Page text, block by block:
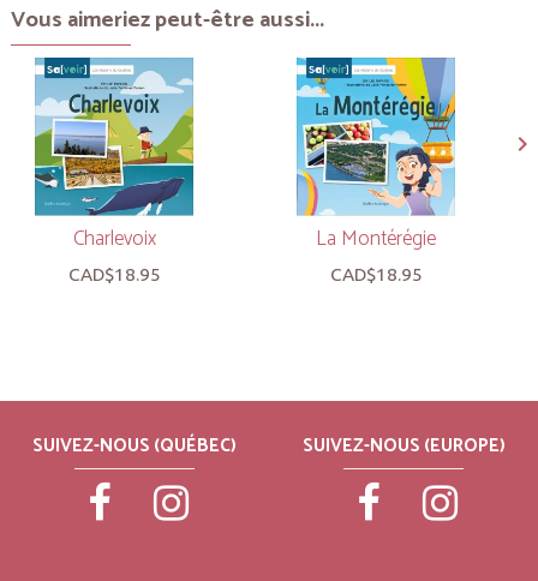
Vous aimeriez peut-être aussi...
Charlevoix
CAD$18.95
La Montérégie
CAD$18.95
SUIVEZ-NOUS (QUÉBEC) SUIVEZ-NOUS (EUROPE)